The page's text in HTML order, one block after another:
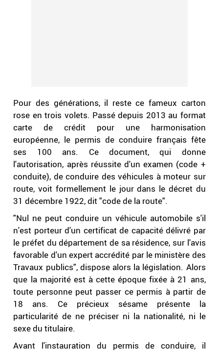
Pour des générations, il reste ce fameux carton
rose en trois volets. Passé depuis 2013 au format
carte de crédit pour une harmonisation
européenne, le permis de conduire français fête
ses 100 ans. Ce document, qui donne
l'autorisation, après réussite d'un examen (code +
conduite), de conduire des véhicules à moteur sur
route, voit formellement le jour dans le décret du
31 décembre 1922, dit "code de la route".
"Nul ne peut conduire un véhicule automobile s'il
n'est porteur d'un certificat de capacité délivré par
le préfet du département de sa résidence, sur l'avis
favorable d'un expert accrédité par le ministère des
Travaux publics", dispose alors la législation. Alors
que la majorité est à cette époque fixée à 21 ans,
toute personne peut passer ce permis à partir de
18 ans. Ce précieux sésame présente la
particularité de ne préciser ni la nationalité, ni le
sexe du titulaire.
Avant l'instauration du permis de conduire, il